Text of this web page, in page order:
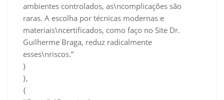
ambientes controlados, as\ncomplicações são
raras. A escolha por técnicas modernas e
materiais\ncertificados, como faço no Site Dr.
Guilherme Braga, reduz radicalmente
esses\nriscos.”
}
},
{